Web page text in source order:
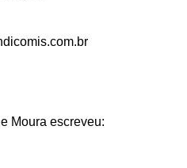
Moura escreveu: